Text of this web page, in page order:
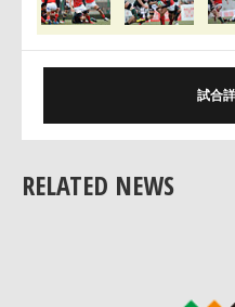
──イージーミスが目立
「積極的なプレーの副産
だ、厳しい戦いが予想さ
れず、しっかり準備した
──フォーン後にアタック
(朽木監督に『コーラは
試合
RELATED NEWS